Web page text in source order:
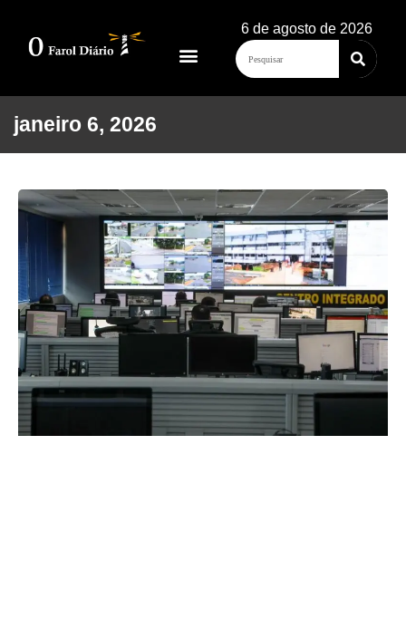
6 de agosto de 2026
janeiro 6, 2026